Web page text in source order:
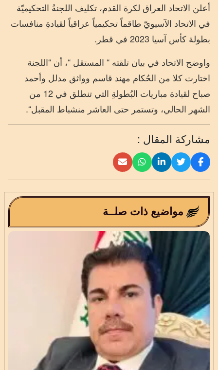
أعلن الاتحاد العراق لكرة القدم، تكليف اللجنةُ التحكيميّة
في الاتحاد الآسيويّ طاقماًتحكيمياً عراقياً لقيادةِ منافسات
بطولة كأس آسيا في قطر .
واوضح الاتحاد في بيان تلقته “ المستقل “، أن “اللجنة
اختارت كلا من الحُكام مهند قاسم وواثق مدلل وأحمد
صباح لقيادة مباريات البُطولةِ التي تنطلق في
من
الشهر الحالي، وتستمر حتى العاشر منشباط المقبل“.
مشاركة المقال :
مواضيع ذات صلــة